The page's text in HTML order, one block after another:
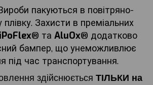
пакуються в повітряно-
Захисти в преміальних
та AluOx® додатково
бампер, що унеможливлює
під час транспортування.
здійснюється ТІЛЬКИ на